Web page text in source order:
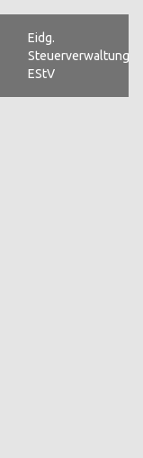
Eidg.
Steuerverwaltung
EStV